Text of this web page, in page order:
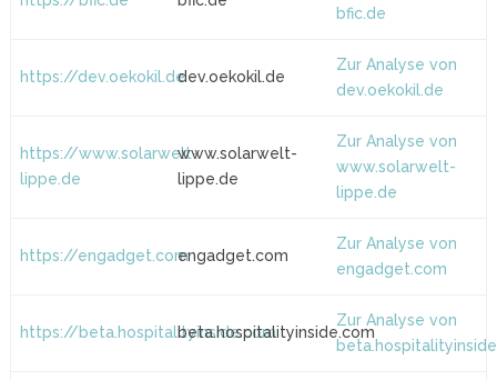
bfic.de
https://dev.oekokil.dedev.oekokil.de
Zur Analyse von
dev.oekokil.de
https://www.solarwelt-
lippe.de
www.solarwelt-
lippe.de
Zur Analyse von
www.solarwelt-
lippe.de
https://engadget.comengadget.com
Zur Analyse von
engadget.com
https://beta.hospitalityinside.combeta.hospitalityinside.com
Zur Analyse von